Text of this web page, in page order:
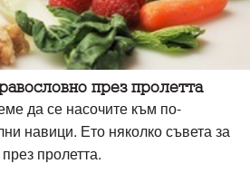
през пролетта
да се насочите към по-
навици. Ето няколко съвета за
пролетта.